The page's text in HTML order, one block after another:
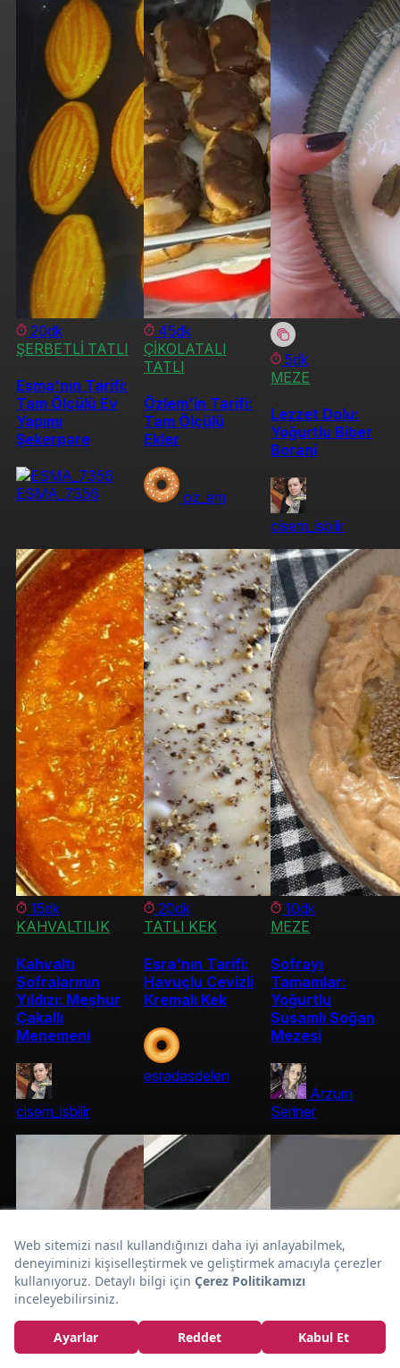
Esra'nın Tarifi:
Tek
Tencerede Yaprak
Sarması ve Dolma
Tarifi
20dk
ŞERBETLİ TATLI
Esma'nın Tarifi:
Tam Ölçülü Ev
Yapımı
Şekerpare
ESMA_7356
45dk
ÇİKOLATALI
TATLI
Özlem'in Tarifi:
Tam Ölçülü
Ekler
oz_em
5dk
MEZE
Lezzet Dolu:
Yoğurtlu Biber
Borani
cisem_isbilir
15dk
KAHVALTILIK
Kahvaltı
Sofralarının
Yıldızı: Meşhur
Çakallı
Menemeni
cisem_isbilir
20dk
TATLI KEK
Esra'nın Tarifi:
Havuçlu Cevizli
Kremalı Kek
esradasdelen
10dk
MEZE
Sofrayı
Tamamlar:
Yoğurtlu
Susamlı Soğan
Mezesi
Arzum
Seriner